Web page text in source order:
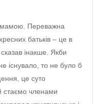
мамою. Переважна
батьків – це в
інакше. Якби
існувало, то не було б
це суто
стаємо членами